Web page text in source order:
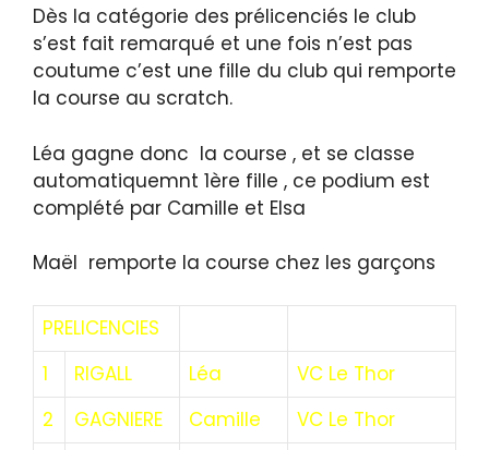
Dès la catégorie des prélicenciés le club
s’est fait remarqué et une fois n’est pas
coutume c’est une fille du club qui remporte
la course au scratch.
Léa gagne donc la course , et se classe
automatiquemnt 1ère fille , ce podium est
complété par Camille et Elsa
Maël remporte la course chez les garçons
PRELICENCIES
1
RIGALL Léa
VC Le Thor
2
GAGNIERE Camille VC Le Thor